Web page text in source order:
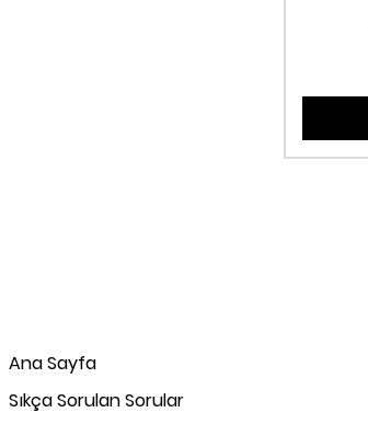
Ana Sayfa
Sıkça Sorulan Sorular